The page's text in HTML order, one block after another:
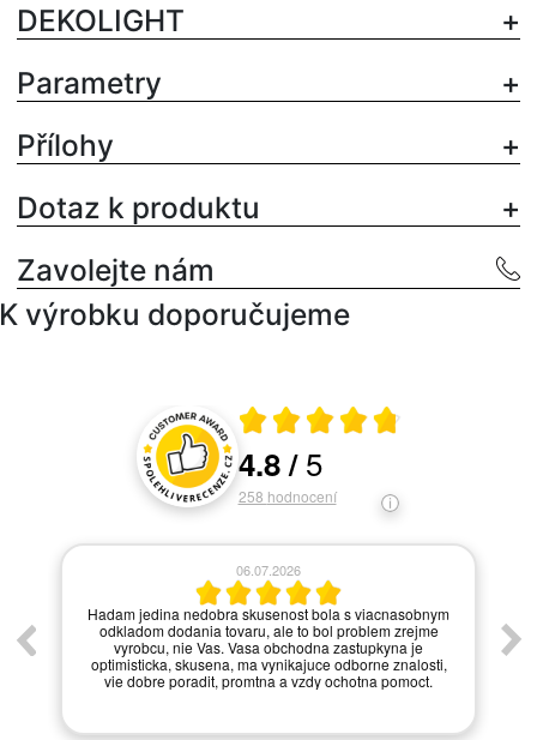
DEKOLIGHT
Parametry
Přílohy
Dotaz k produktu
Zavolejte nám
K výrobku doporučujeme
Hodnocení a recenze zákazníků
Průměrné hodnocení 4.8 z 5
4.8/5
258 hodnocení
06.07.2026
Hadam jedina nedobra skusenost bola s viacnasobnym
odkladom dodania tovaru, ale to bol problem zrejme
vyrobcu, nie Vas. Vasa obchodna zastupkyna je
optimisticka, skusena, ma vynikajuce odborne znalosti,
vie dobre poradit, promtna a vzdy ochotna pomoct.